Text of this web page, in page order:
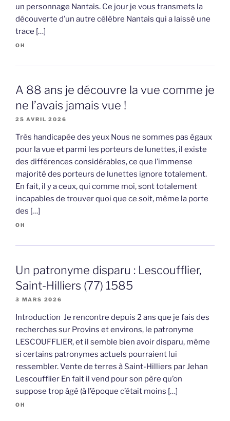
un personnage Nantais. Ce jour je vous transmets la
découverte d’un autre célèbre Nantais qui a laissé une
trace […]
OH
A 88 ans je découvre la vue comme je
ne l’avais jamais vue !
25 AVRIL 2026
Très handicapée des yeux Nous ne sommes pas égaux
pour la vue et parmi les porteurs de lunettes, il existe
des différences considérables, ce que l’immense
majorité des porteurs de lunettes ignore totalement.
En fait, il y a ceux, qui comme moi, sont totalement
incapables de trouver quoi que ce soit, même la porte
des […]
OH
Un patronyme disparu : Lescoufflier,
Saint-Hilliers (77) 1585
3 MARS 2026
Introduction Je rencontre depuis 2 ans que je fais des
recherches sur Provins et environs, le patronyme
LESCOUFFLIER, et il semble bien avoir disparu, même
si certains patronymes actuels pourraient lui
ressembler. Vente de terres à Saint-Hilliers par Jehan
Lescoufflier En fait il vend pour son père qu’on
suppose trop âgé (à l’époque c’était moins […]
OH